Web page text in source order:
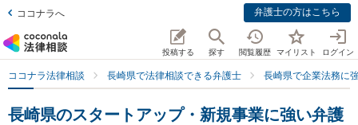
ココナラへ 弁護士の方はこちら
投稿する 探す 閲覧履歴 マイリスト ログイン
ココナラ法律相談 長崎県で法律相談できる弁護士 長崎県で企業法務に
長崎県のスタートアップ・新規事業に強い弁護